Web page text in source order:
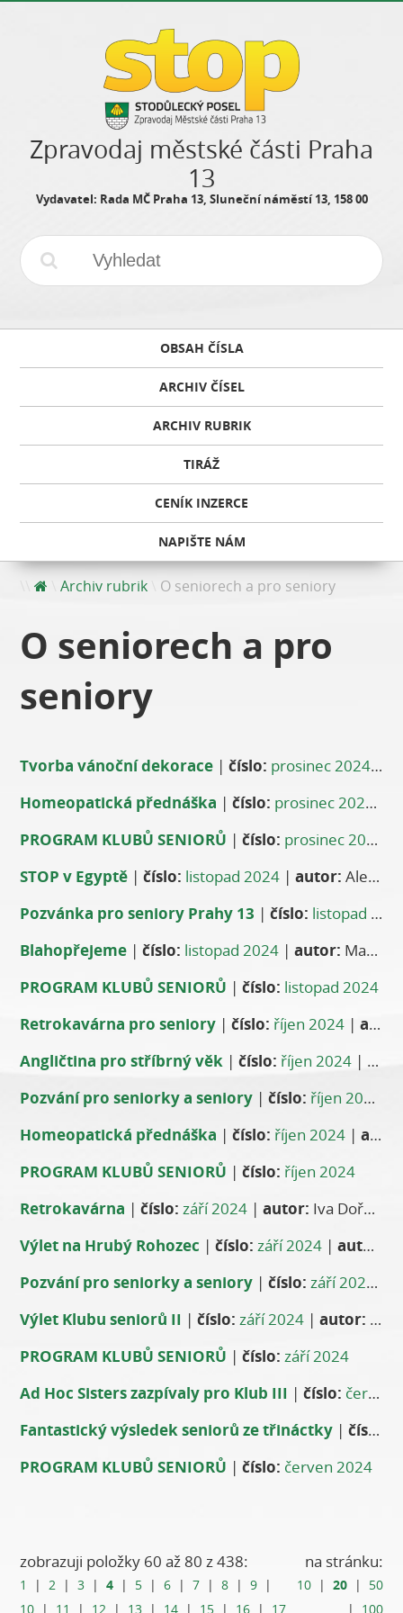
Zpravodaj městské části Praha
13
Vydavatel: Rada MČ Praha 13, Sluneční náměstí 13, 158 00
OBSAH ČÍSLA
ARCHIV ČÍSEL
ARCHIV RUBRIK
TIRÁŽ
CENÍK INZERCE
NAPIŠTE NÁM
Archiv rubrik O seniorech a pro seniory
O seniorech a pro
seniory
Tvorba vánoční dekorace |číslo: prosinec 2024|
Homeopatická přednáška |číslo: prosinec 2024 |
PROGRAM KLUBŮ SENIORŮ |číslo: prosinec 2024
STOP v Egyptě |číslo: listopad 2024 |autor: Alena Dušková
Pozvánka pro seniory Prahy 13 |číslo: listopad 2024
Blahopřejeme |číslo: listopad 2024 |autor: Maria Wohlrabová
PROGRAM KLUBŮ SENIORŮ |číslo: listopad 2024
Retrokavárna pro seniory |číslo: říjen 2024 |autor:
Angličtina pro stříbrný věk |číslo: říjen 2024 |
Pozvání pro seniorky a seniory |číslo: říjen 2024
Homeopatická přednáška |číslo: říjen 2024 |autor:
PROGRAM KLUBŮ SENIORŮ |číslo: říjen 2024
Retrokavárna |číslo: září 2024 |autor: Iva Dořáčková
Výlet na Hrubý Rohozec |číslo: září 2024 |autor:
Pozvání pro seniorky a seniory |číslo: září 2024 |
Výlet Klubu seniorů II |číslo: září 2024 |autor:
PROGRAM KLUBŮ SENIORŮ |číslo: září 2024
Ad Hoc Sisters zazpívaly pro Klub III |číslo: červen 2024
Fantastický výsledek seniorů ze třináctky |číslo:
PROGRAM KLUBŮ SENIORŮ |číslo: červen 2024
zobrazuji položky 60 až 80 z 438:
1 | 2 |3 |4 | 5 |6 |7 |8 |9 |
10 | 11 | 12 | 13 | 14 | 15 | 16 | 17
na stránku:
10| 20| 50
| 100